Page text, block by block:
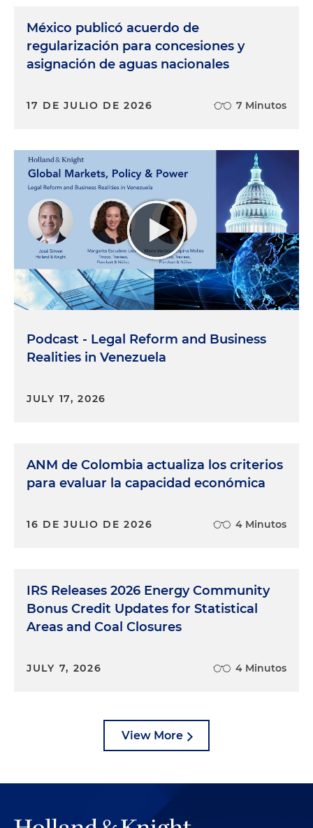
México publicó acuerdo de
regularización para concesiones y
asignación de aguas nacionales
17 DE JULIO DE 2026 7 Minutos
Podcast - Legal Reform and Business
Realities in Venezuela
JULY 17, 2026
ANM de Colombia actualiza los criterios
para evaluar la capacidad económica
16 DE JULIO DE 2026 4 Minutos
IRS Releases 2026 Energy Community
Bonus Credit Updates for Statistical
Areas and Coal Closures
JULY 7, 2026 4 Minutos
View More